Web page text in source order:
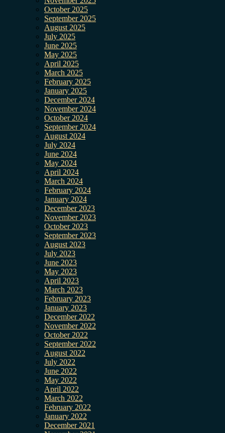
October 2025
September 2025
August 2025
July 2025
June 2025
May 2025
April 2025
March 2025
February 2025
January 2025
December 2024
November 2024
October 2024
September 2024
August 2024
July 2024
June 2024
May 2024
April 2024
March 2024
February 2024
January 2024
December 2023
November 2023
October 2023
September 2023
August 2023
July 2023
June 2023
May 2023
April 2023
March 2023
February 2023
January 2023
December 2022
November 2022
October 2022
September 2022
August 2022
July 2022
June 2022
May 2022
April 2022
March 2022
February 2022
January 2022
December 2021